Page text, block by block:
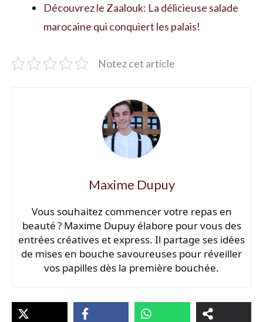
Découvrez le Zaalouk: La délicieuse salade
marocaine qui conquiert les palais!
Notez cet article
Maxime Dupuy
Vous souhaitez commencer votre repas en
beauté ? Maxime Dupuy élabore pour vous des
entrées créatives et express. Il partage ses idées
de mises en bouche savoureuses pour réveiller
vos papilles dès la première bouchée.